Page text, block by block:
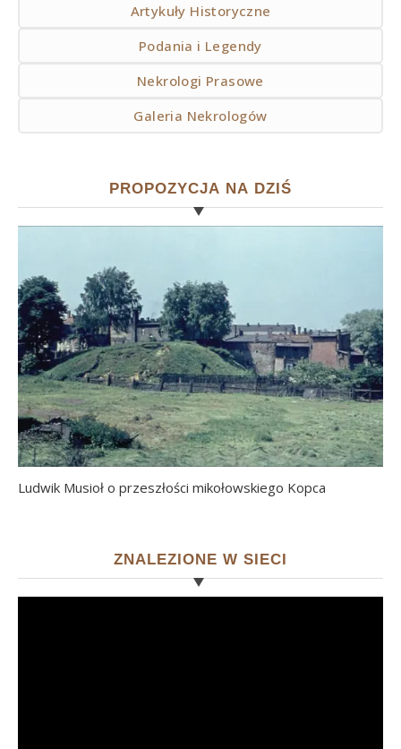
Artykuły Historyczne
Podania i Legendy
Nekrologi Prasowe
Galeria Nekrologów
PROPOZYCJA NA DZIŚ
Ludwik Musioł o przeszłości mikołowskiego Kopca
ZNALEZIONE W SIECI